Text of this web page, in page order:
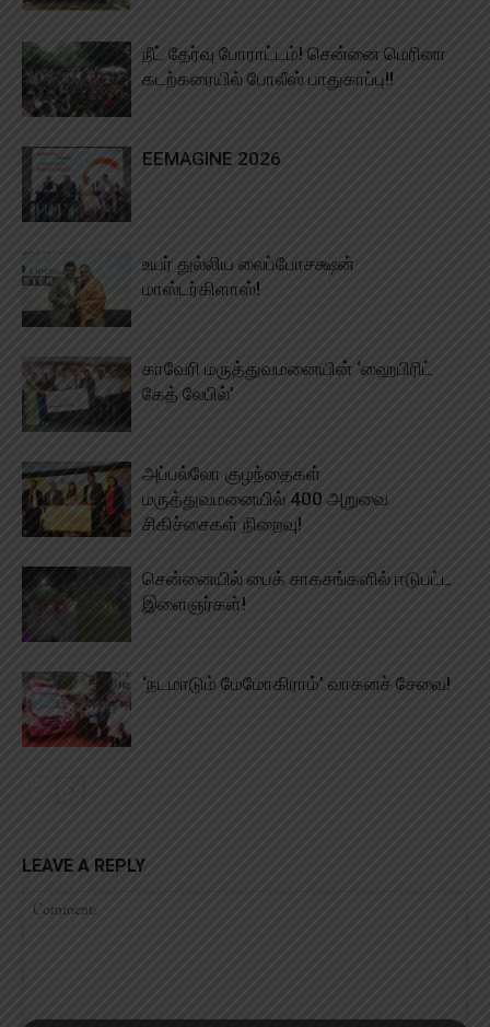
நீட் தேர்வு போராட்டம்! சென்னை மெரினா
கடற்கரையில் போலீஸ் பாதுகாப்பு!!
EEMAGINE 2026
உயர் துல்லிய லைப்போசக்ஷன்
மாஸ்டர்கிளாஸ்!
காவேரி மருத்துவமனையின் ‘ஹைபிரிட்
கேத் லேபில்’
அப்பல்லோ குழந்தைகள்
மருத்துவமனையில் 400 அறுவை
சிகிச்சைகள் நிறைவு!
சென்னையில் பைக் சாகசங்களில் ஈடுபட்ட
இளைஞர்கள்!
‘நடமாடும் மேமோகிராம்’ வாகனச் சேவை!
LEAVE A REPLY